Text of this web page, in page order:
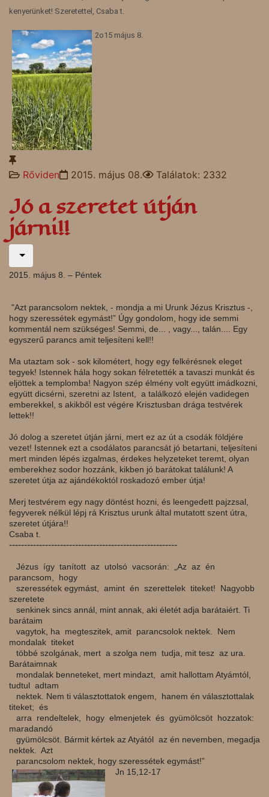
kenyerünket! Szeretettel, Csaba t.
2o15 május 8.
Rőviden 2015. május 08. Találatok: 2332
Jó a szeretet útján
járni!!
2015. május 8. – Péntek
"Azt parancsolom nektek, - mondja a mi Urunk Jézus Krisztus -,
hogy szeressétek egymást!” Úgy gondolom, hogy ide semmi
kommentál nem szükséges! Semmi, de... , vagy..., talán.... Egy
egyszerű parancs amit teljesíteni kell!!
Ma utaztam sok - sok kilométert, hogy egy felkérésnek eleget
tegyek! Istennek hála hogy sokan félretették a tavaszi munkát és
eljöttek a templomba! Nagyon szép élmény volt együtt imádkozni,
együtt dicsérni, szeretni az Istent, a találkozó elején vadidegen
emberekkel, s akikből est végére Krisztusban drága testvérek
lettek!!
Jó dolog a szeretet útján járni, mert ez az út a csodák földjére
vezet! Istennek ezt a csodálatos parancsát jó betartani, teljesíteni
mert minden lépés izgalmas, érdekes helyzeteket teremt, olyan
emberekhez sodor hozzánk, kikben jó barátokat találunk! A
szeretet útja az ajándékoktól roskadozó ember útja!
Merj testvérem egy nagy döntést hozni, és leengedett pajzzsal,
fegyverek nélkül lépj rá Krisztus urunk által mutatott szent útra,
szeretet útjára!!
Csaba t.
--------------------------------------------------------
Jézus így tanított az utolsó vacsorán: „Az az én
parancsom, hogy
szeressétek egymást, amint én szerettelek titeket! Nagyobb
szeretete
senkinek sincs annál, mint annak, aki életét adja barátaiért. Ti
barátaim
vagytok, ha megteszitek, amit parancsolok nektek. Nem
mondalak titeket
többé szolgának, mert a szolga nem tudja, mit tesz az ura.
Barátaimnak
mondalak benneteket, mert mindazt, amit hallottam Atyámtól,
tudtul adtam
nektek. Nem ti választottatok engem, hanem én választottalak
titeket; és
arra rendeltelek, hogy elmenjetek és gyümölcsöt hozzatok:
maradandó
gyümölcsöt. Bármit kértek az Atyától az én nevemben, megadja
nektek. Azt
parancsolom nektek, hogy szeressétek egymást!”
Jn 15,12-17